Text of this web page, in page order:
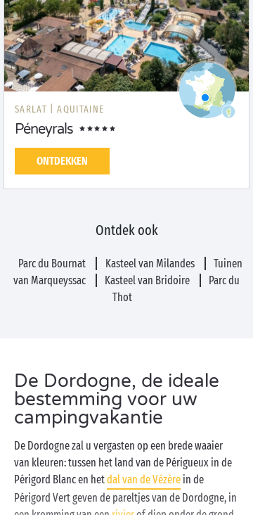
SARLAT | AQUITAINE
Péneyrals
ONTDEKKEN
Ontdek ook
Parc du Bournat Kasteel van Milandes
Tuinen
van Marqueyssac
Kasteel van Bridoire
Parc du
Thot
De Dordogne, de ideale
bestemming voor uw
campingvakantie
De Dordogne zal u vergasten op een brede waaier
van kleuren: tussen het land van de Périgueux in de
Périgord Blanc en hetdal van de Vézère in de
Périgord Vert geven de pareltjes van de Dordogne, in